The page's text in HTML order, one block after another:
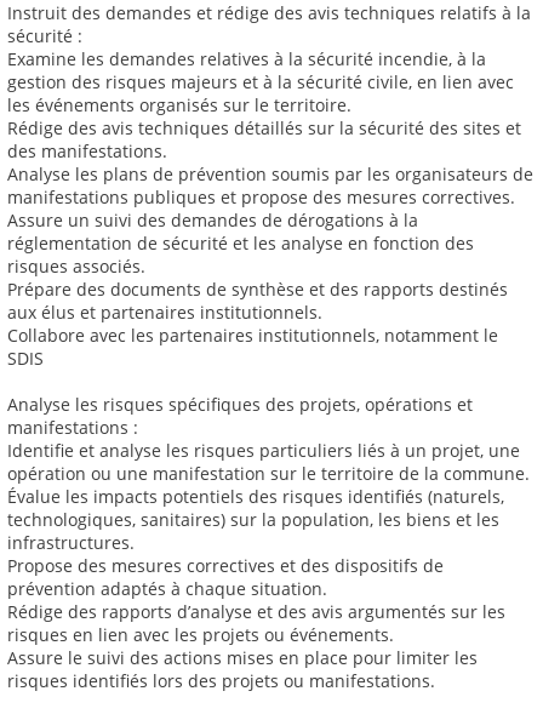
Instruit des demandes et rédige des avis techniques relatifs à la
sécurité :
Examine les demandes relatives à la sécurité incendie, à la
gestion des risques majeurs et à la sécurité civile, en lien avec
les événements organisés sur le territoire.
Rédige des avis techniques détaillés sur la sécurité des sites et
des manifestations.
Analyse les plans de prévention soumis par les organisateurs de
manifestations publiques et propose des mesures correctives.
Assure un suivi des demandes de dérogations à la
réglementation de sécurité et les analyse en fonction des
risques associés.
Prépare des documents de synthèse et des rapports destinés
aux élus et partenaires institutionnels.
Collabore avec les partenaires institutionnels, notamment le
SDIS
Analyse les risques spécifiques des projets, opérations et
manifestations :
Identifie et analyse les risques particuliers liés à un projet, une
opération ou une manifestation sur le territoire de la commune.
Évalue les impacts potentiels des risques identifiés (naturels,
technologiques, sanitaires) sur la population, les biens et les
infrastructures.
Propose des mesures correctives et des dispositifs de
prévention adaptés à chaque situation.
Rédige des rapports d’analyse et des avis argumentés sur les
risques en lien avec les projets ou événements.
Assure le suivi des actions mises en place pour limiter les
risques identifiés lors des projets ou manifestations.